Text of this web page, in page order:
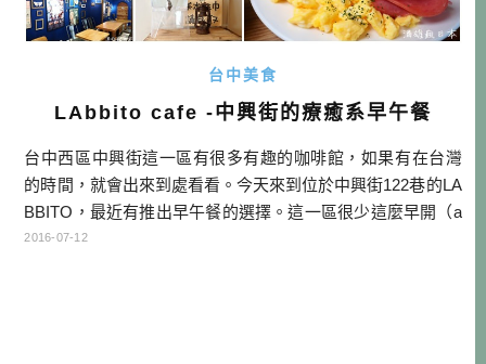
台中美食
LAbbito cafe -中興街的療癒系早午餐
台中西區中興街這一區有很多有趣的咖啡館，如果有在台灣
的時間，就會出來到處看看。今天來到位於中興街122巷的LA
BBITO，最近有推出早午餐的選擇。這一區很少這麼早開（a
m 09:00）的店，所以是早起的鳥兒，或許你可以考慮這一
2016-07-12